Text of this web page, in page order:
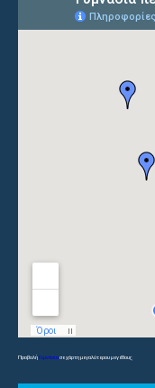
ΠροβολήΓυμνάσιασε χάρτη μεγαλύτερου μεγέθους